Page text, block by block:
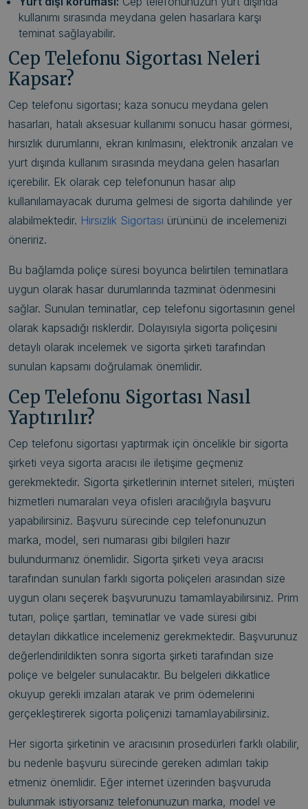
kullanımı sırasında meydana gelen hasarlara karşı
teminat sağlayabilir.
Cep Telefonu Sigortası Neleri
Kapsar?
Cep telefonu sigortası; kaza sonucu meydana gelen
hasarları, hatalı aksesuar kullanımı sonucu hasar görmesi,
hırsızlık durumlarını, ekran kırılmasını, elektronik arızaları ve
yurt dışında kullanım sırasında meydana gelen hasarları
içerebilir. Ek olarak cep telefonunun hasar alıp
kullanılamayacak duruma gelmesi de sigorta dahilinde yer
alabilmektedir. Hırsızlık Sigortası ürününü de incelemenizi
öneririz.
Bu bağlamda poliçe süresi boyunca belirtilen teminatlara
uygun olarak hasar durumlarında tazminat ödenmesini
sağlar. Sunulan teminatlar, cep telefonu sigortasının genel
olarak kapsadığı risklerdir. Dolayısıyla sigorta poliçesini
detaylı olarak incelemek ve sigorta şirketi tarafından
sunulan kapsamı doğrulamak önemlidir.
Cep Telefonu Sigortası Nasıl
Yaptırılır?
Cep telefonu sigortası yaptırmak için öncelikle bir sigorta
şirketi veya sigorta aracısı ile iletişime geçmeniz
gerekmektedir. Sigorta şirketlerinin internet siteleri, müşteri
hizmetleri numaraları veya ofisleri aracılığıyla başvuru
yapabilirsiniz. Başvuru sürecinde cep telefonunuzun
marka, model, seri numarası gibi bilgileri hazır
bulundurmanız önemlidir. Sigorta şirketi veya aracısı
tarafından sunulan farklı sigorta poliçeleri arasından size
uygun olanı seçerek başvurunuzu tamamlayabilirsiniz. Prim
tutarı, poliçe şartları, teminatlar ve vade süresi gibi
detayları dikkatlice incelemeniz gerekmektedir. Başvurunuz
değerlendirildikten sonra sigorta şirketi tarafından size
poliçe ve belgeler sunulacaktır. Bu belgeleri dikkatlice
okuyup gerekli imzaları atarak ve prim ödemelerini
gerçekleştirerek sigorta poliçenizi tamamlayabilirsiniz.
Her sigorta şirketinin ve aracısının prosedürleri farklı olabilir,
bu nedenle başvuru sürecinde gereken adımları takip
etmeniz önemlidir. Eğer internet üzerinden başvuruda
bulunmak istiyorsanız telefonunuzun marka, model ve